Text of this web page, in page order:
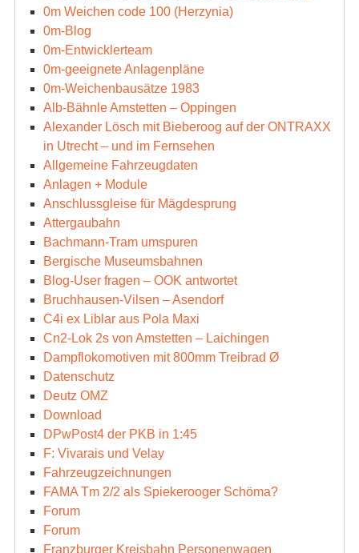
0m Weichen code 100 (Herzynia)
0m-Blog
0m-Entwicklerteam
0m-geeignete Anlagenpläne
0m-Weichenbausätze 1983
Alb-Bähnle Amstetten – Oppingen
Alexander Lösch mit Bieberoog auf der ONTRAXX
in Utrecht – und im Fernsehen
Allgemeine Fahrzeugdaten
Anlagen + Module
Anschlussgleise für Mägdesprung
Attergaubahn
Bachmann-Tram umspuren
Bergische Museumsbahnen
Blog-User fragen – OOK antwortet
Bruchhausen-Vilsen – Asendorf
C4i ex Liblar aus Pola Maxi
Cn2-Lok 2s von Amstetten – Laichingen
Dampflokomotiven mit 800mm Treibrad Ø
Datenschutz
Deutz OMZ
Download
DPwPost4 der PKB in 1:45
F: Vivarais und Velay
Fahrzeugzeichnungen
FAMA Tm 2/2 als Spiekerooger Schöma?
Forum
Forum
Franzburger Kreisbahn Personenwagen